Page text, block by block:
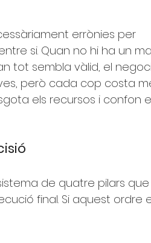
errònies per
si. Quan no hi ha un
tot sembla vàlid, el
però cada cop costa
els recursos i confon
de quatre pilars que
final. Si aquest ordre